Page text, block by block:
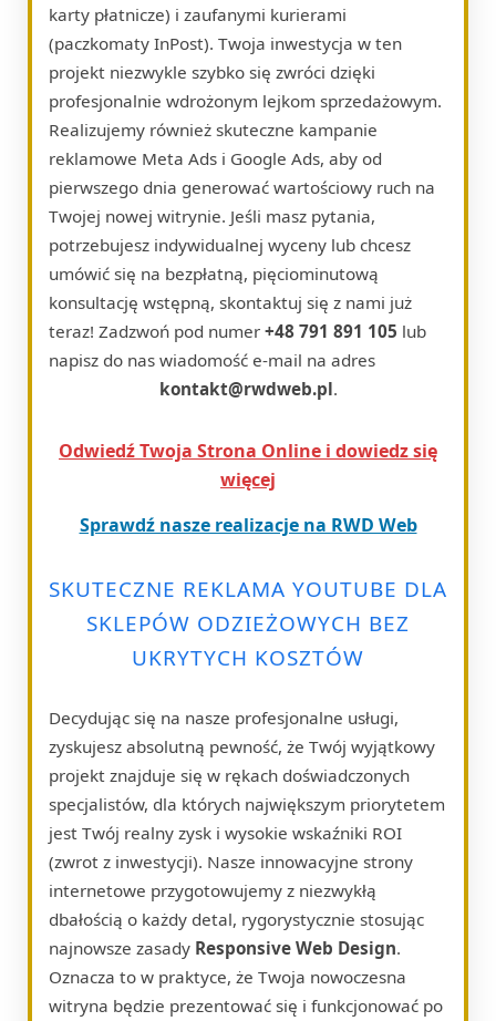
karty płatnicze) i zaufanymi kurierami
(paczkomaty InPost). Twoja inwestycja w ten
projekt niezwykle szybko się zwróci dzięki
profesjonalnie wdrożonym lejkom sprzedażowym.
Realizujemy również skuteczne kampanie
reklamowe Meta Ads i Google Ads, aby od
pierwszego dnia generować wartościowy ruch na
Twojej nowej witrynie. Jeśli masz pytania,
potrzebujesz indywidualnej wyceny lub chcesz
umówić się na bezpłatną, pięciominutową
konsultację wstępną, skontaktuj się z nami już
teraz! Zadzwoń pod numer +48 791 891 105 lub
napisz do nas wiadomość e-mail na adres
kontakt@rwdweb.pl.
Odwiedź Twoja Strona Online i dowiedz się
więcej
Sprawdź nasze realizacje na RWD Web
SKUTECZNE REKLAMA YOUTUBE DLA
SKLEPÓW ODZIEŻOWYCH BEZ
UKRYTYCH KOSZTÓW
Decydując się na nasze profesjonalne usługi,
zyskujesz absolutną pewność, że Twój wyjątkowy
projekt znajduje się w rękach doświadczonych
specjalistów, dla których największym priorytetem
jest Twój realny zysk i wysokie wskaźniki ROI
(zwrot z inwestycji). Nasze innowacyjne strony
internetowe przygotowujemy z niezwykłą
dbałością o każdy detal, rygorystycznie stosując
najnowsze zasady Responsive Web Design.
Oznacza to w praktyce, że Twoja nowoczesna
witryna będzie prezentować się i funkcjonować po